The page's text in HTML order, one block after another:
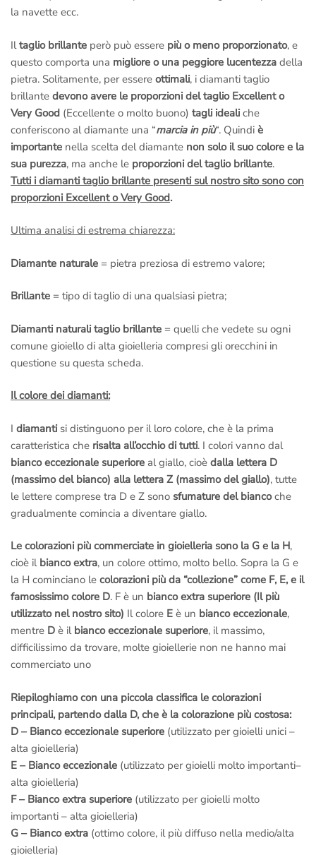
la navette ecc.
Iltaglio brillante però può essere più o meno proporzionato, e
questo comporta una migliore o una peggiore lucentezza della
pietra. Solitamente, per essere ottimali, i diamanti taglio
brillante devono avere le proporzioni del taglio Excellent o
Very Good (Eccellente o molto buono) tagli ideali che
conferiscono al diamante una “marcia in più“. Quindi è
importante nella scelta del diamante non solo il suo colore e la
sua purezza, ma anche le proporzioni del taglio brillante.
Tutti i diamanti taglio brillante presenti sul nostro sito sono con
proporzioni Excellent o Very Good.
Ultima analisi di estrema chiarezza:
Diamante naturale = pietra preziosa di estremo valore;
Brillante = tipo di taglio di una qualsiasi pietra;
Diamanti naturali taglio brillante = quelli che vedete su ogni
comune gioiello di alta gioielleria compresi gli orecchini in
questione su questa scheda.
Il colore dei diamanti:
I diamanti si distinguono per il loro colore, che è la prima
caratteristica che risalta all’occhio di tutti. I colori vanno dal
bianco eccezionale superiore al giallo, cioè dalla lettera D
(massimo del bianco) alla lettera Z (massimo del giallo), tutte
le lettere comprese tra D e Z sono sfumature del biancoche
gradualmente comincia a diventare giallo.
Le colorazioni più commerciate in gioielleria sono la G e la H,
cioè il bianco extra, un colore ottimo, molto bello. Sopra la G e
la H cominciano le colorazioni più da “collezione” come F, E, e il
famosissimo colore D. F è un bianco extra superiore (Il più
utilizzato nel nostro sito) Il colore E è un bianco eccezionale,
mentre D è il bianco eccezionale superiore, il massimo,
difficilissimo da trovare, molte gioiellerie non ne hanno mai
commerciato uno
Riepiloghiamo con una piccola classifica le colorazioni
principali, partendo dalla D, che è la colorazione più costosa:
D – Bianco eccezionale superiore (utilizzato per gioielli unici –
alta gioielleria)
E – Bianco eccezionale (utilizzato per gioielli molto importanti–
alta gioielleria)
F – Bianco extra superiore (utilizzato per gioielli molto
importanti – alta gioielleria)
G – Bianco extra (ottimo colore, il più diffuso nella medio/alta
gioielleria)